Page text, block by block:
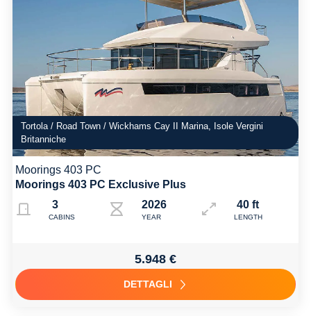
Tortola / Road Town / Wickhams Cay II Marina, Isole Vergini
Britanniche
Moorings 403 PC
Moorings 403 PC Exclusive Plus
3
CABINS
2026
YEAR
40 ft
LENGTH
5.948 €
DETTAGLI